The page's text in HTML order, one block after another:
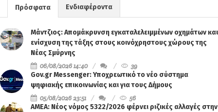
Πρόσφατα Ενδιαφέροντα
Μάντζιος: Απομάκρυνση εγκαταλελειμμένων οχημάτων και
ενίσχυση της τάξης στους κοινόχρηστους χώρους της
Νέας Σμύρνης
06/08/2026 14:40
39
Gov.gr Messenger: Υποχρεωτικό το νέο σύστημα
ψηφιακής επικοινωνίας και για τους Δήμους
05/08/2026 23:51
56
ΑΜΕΑ: Νέος νόμος 5322/2026 φέρνει ριζικές αλλαγές στην